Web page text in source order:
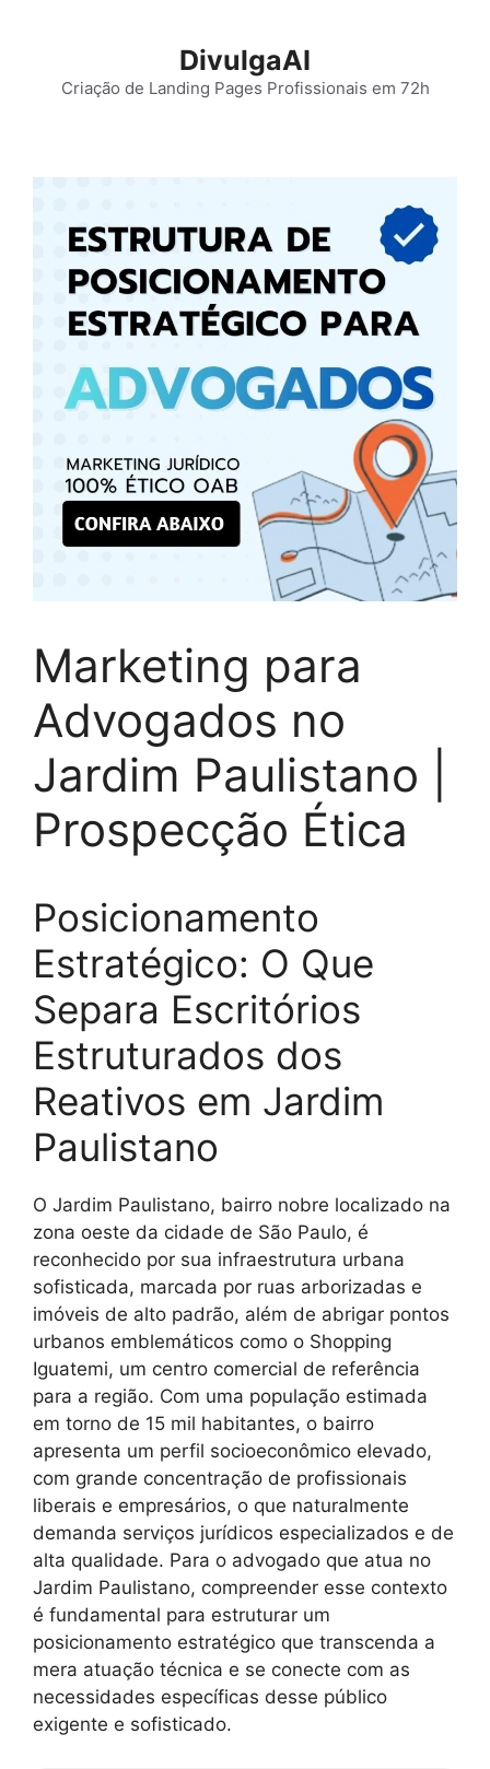
conteúdo
DivulgaAI
Criação de Landing Pages Profissionais em 72h
Marketing para
Advogados no
Jardim Paulistano |
Prospecção Ética
Posicionamento
Estratégico: O Que
Separa Escritórios
Estruturados dos
Reativos em Jardim
Paulistano
O Jardim Paulistano, bairro nobre localizado na
zona oeste da cidade de São Paulo, é
reconhecido por sua infraestrutura urbana
sofisticada, marcada por ruas arborizadas e
imóveis de alto padrão, além de abrigar pontos
urbanos emblemáticos como o Shopping
Iguatemi, um centro comercial de referência
para a região. Com uma população estimada
em torno de 15 mil habitantes, o bairro
apresenta um perfil socioeconômico elevado,
com grande concentração de profissionais
liberais e empresários, o que naturalmente
demanda serviços jurídicos especializados e de
alta qualidade. Para o advogado que atua no
Jardim Paulistano, compreender esse contexto
é fundamental para estruturar um
posicionamento estratégico que transcenda a
mera atuação técnica e se conecte com as
necessidades específicas desse público
exigente e sofisticado.